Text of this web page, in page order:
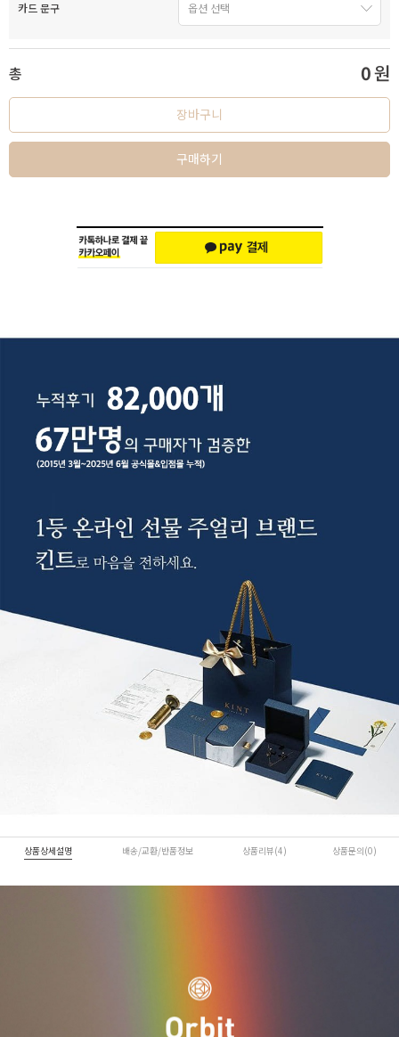
카드 문구
총 0원
장바구니
구매하기
상품상세설명 배송/교환/반품정보 상품리뷰(4) 상품문의(0)